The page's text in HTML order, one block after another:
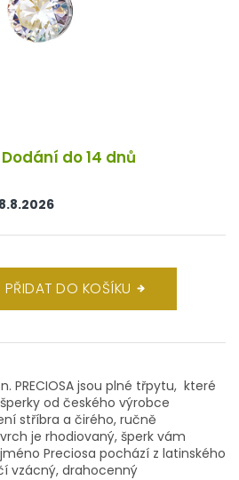
Dodání do 14 dnů
PŘIDAT DO KOŠÍKU
PRECIOSA jsou plné třpytu, které
od českého výrobce
stříbra a čirého, ručně
je rhodiovaný, šperk vám
Preciosa pochází z latinského
vzácný, drahocenný